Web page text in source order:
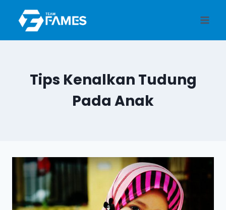
content
Tips Kenalkan Tudung
Pada Anak